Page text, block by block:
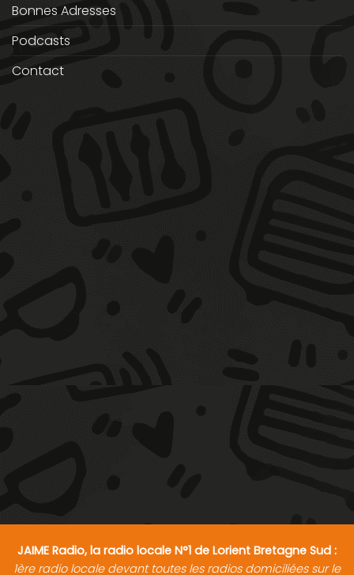
Bonnes Adresses
Podcasts
Contact
JAIME Radio, la radio locale N°1 de Lorient Bretagne Sud :
1ère radio locale devant toutes les radios domiciliées sur le